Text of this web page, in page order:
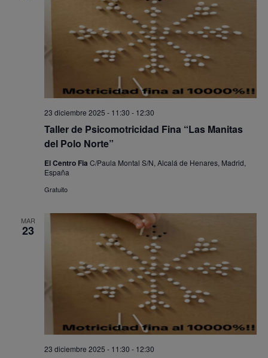
Taller de Psicomotricidad Fina “Las Manitas
del Polo Norte”
23 diciembre 2025 - 11:30 - 12:30
El Centro Fia C/Paula Montal S/N, Alcalá de Henares, Madrid,
España
Gratuito
MAR
23
23 diciembre 2025 - 11:30 - 12:30